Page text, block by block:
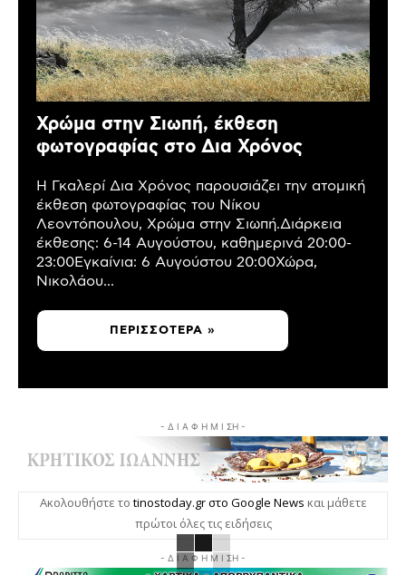
Χρώμα στην Σιωπή, έκθεση
φωτογραφίας στο Δια Χρόνος
Η Γκαλερί Δια Χρόνος παρουσιάζει την ατομική
έκθεση φωτογραφίας του Νίκου
Λεοντόπουλου, Χρώμα στην Σιωπή.Διάρκεια
έκθεσης: 6-14 Αυγούστου, καθημερινά 20:00-
23:00Εγκαίνια: 6 Αυγούστου 20:00Χώρα,
Νικολάου...
ΠΕΡΙΣΣΌΤΕΡΑ »
- Δ Ι Α Φ Η Μ Ι ΣΗ -
Ακολουθήστε το tinostoday.gr στο Google News και μάθετε
πρώτοι όλες τις ειδήσεις
- Δ Ι Α Φ Η Μ Ι ΣΗ -